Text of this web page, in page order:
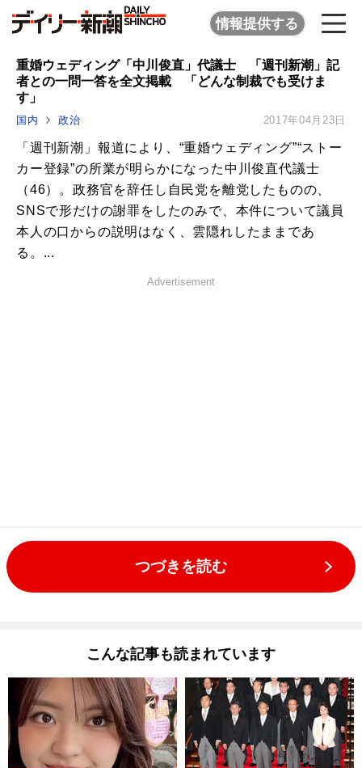
情報提供する
重婚ウェディング「中川俊直」代議士 「週刊新潮」記
者との一問一答を全文掲載 「どんな制裁でも受けま
す」
国内 政治 2017年04月23日
「週刊新潮」報道により、“重婚ウェディング”“ストー
カー登録”の所業が明らかになった中川俊直代議士
（46）。政務官を辞任し自民党を離党したものの、
SNSで形だけの謝罪をしたのみで、本件について議員
本人の口からの説明はなく、雲隠れしたままであ
る。...
Advertisement
つづきを読む
こんな記事も読まれています